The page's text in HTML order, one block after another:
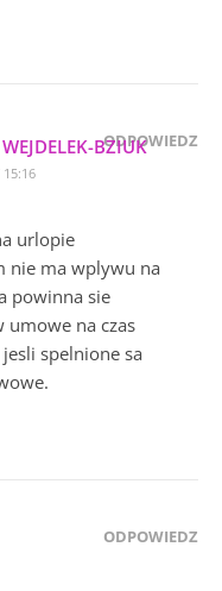
BZIUK
15:16
ODPOWIEDZ
urlopie
nie ma wplywu na
powinna sie
umowe na czas
spelnione sa
ODPOWIEDZ